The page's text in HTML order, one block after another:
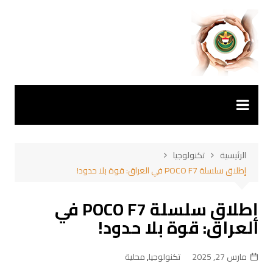
المحتوى
الرئيسية
تكنولوجيا
إطلاق سلسلة POCO F7 في العراق: قوة بلا حدود!
إطلاق سلسلة POCO F7 في
العراق: قوة بلا حدود!
مارس 27, 2025 تكنولوجيا,محلية